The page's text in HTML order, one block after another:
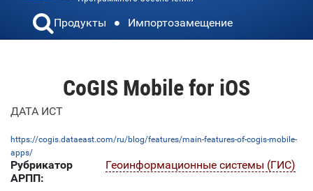
Продукты Импортозамещение
CoGIS Mobile for iOS
ДАТА ИСТ
https://cogis.dataeast.com/ru/blog/features/main-features-of-cogis-mobile-
apps/
Рубрикатор
АРПП:
Геоинформационные системы (ГИС)